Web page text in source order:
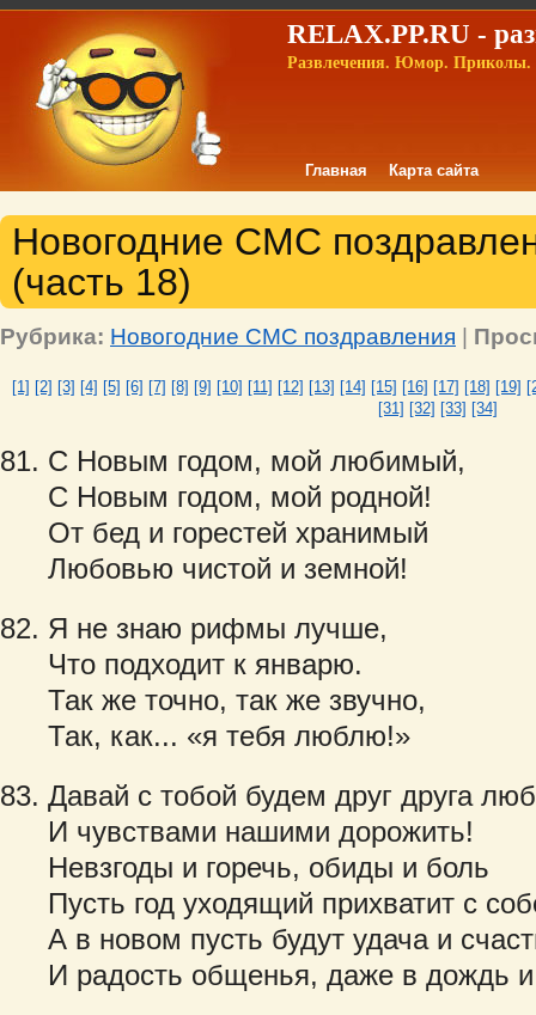
RELAX.PP.RU -
Развлечения. Юмор. Приколы.
Главная Карта сайта
Новогодние СМС
(часть 18)
Рубрика: Новогодние СМС поздравления |
[1] [2] [3] [4] [5] [6] [7] [8] [9] [10] [11] [12] [13] [14] [15] [16] [17] [18] [19]
[31] [32] [33] [34]
С Новым годом, мой любимый,
С Новым годом, мой родной!
От бед и горестей хранимый
Любовью чистой и земной!
Я не знаю рифмы лучше,
Что подходит к январю.
Так же точно, так же звучно,
Так, как... «я тебя люблю!»
Давай с тобой будем друг друга
И чувствами нашими дорожить!
Невзгоды и горечь, обиды и боль
Пусть год уходящий прихватит с
А в новом пусть будут удача и
И радость общенья, даже в дождь и